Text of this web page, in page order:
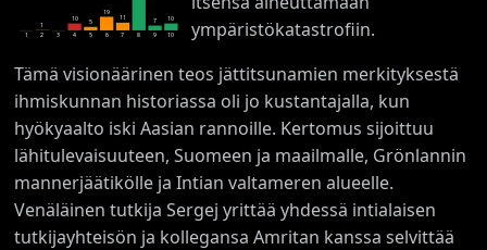
1
1
2 3
10
4
5
5
19
6
11
7 8
7
9
10
10
ympäristökatastrofiin.
Tämä visionäärinen teos jättitsunamien merkityksestä
ihmiskunnan historiassa oli jo kustantajalla, kun
hyökyaalto iski Aasian rannoille. Kertomus sijoittuu
lähitulevaisuuteen, Suomeen ja maailmalle, Grönlannin
mannerjäätikölle ja Intian valtameren alueelle.
Venäläinen tutkija Sergej yrittää yhdessä intialaisen
tutkijayhteisön ja kollegansa Amritan kanssa selvittää